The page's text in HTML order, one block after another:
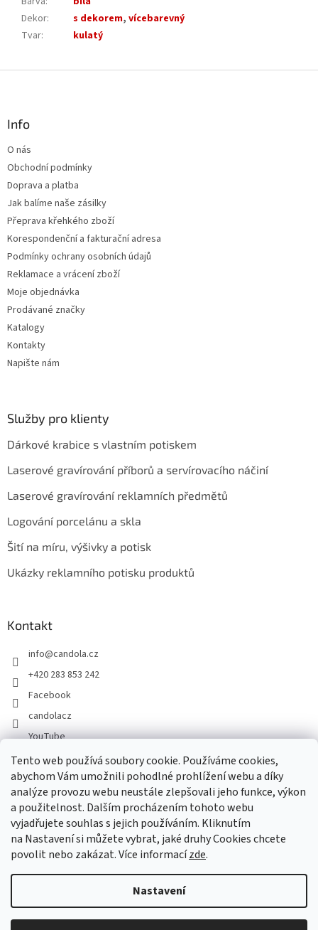
Tento web používá soubory cookie. Používáme cookies,
abychom Vám umožnili pohodlné prohlížení webu a díky
analýze provozu webu neustále zlepšovali jeho funkce, výkon
a použitelnost. Dalším procházením tohoto webu
vyjadřujete souhlas s jejich používáním. Kliknutím
na Nastavení si můžete vybrat, jaké druhy Cookies chcete
povolit nebo zakázat. Více informacízde.
Nastavení
Dekor: s dekorem, vícebarevný
Tvar: kulatý
Info
O nás
Obchodní podmínky
Doprava a platba
Jak balíme naše zásilky
Přeprava křehkého zboží
Korespondenční a fakturační adresa
Podmínky ochrany osobních údajů
Reklamace a vrácení zboží
Moje objednávka
Prodávané značky
Katalogy
Kontakty
Napište nám
Služby pro klienty
Dárkové krabice s vlastním potiskem
Laserové gravírování příborů a servírovacího náčiní
Laserové gravírování reklamních předmětů
Logování porcelánu a skla
Šití na míru, výšivky a potisk
Ukázky reklamního potisku produktů
Kontakt
info@candola.cz
+420 283 853 242
Facebook
candolacz
YouTube
Přijímáme online platby
Copyright 2026GASTRO HOLDING CANDOLA, s. r. o.. Všechna